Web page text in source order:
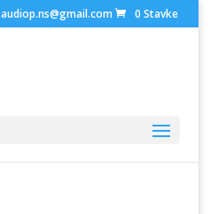
audiop.ns@gmail.com 0 Stavke